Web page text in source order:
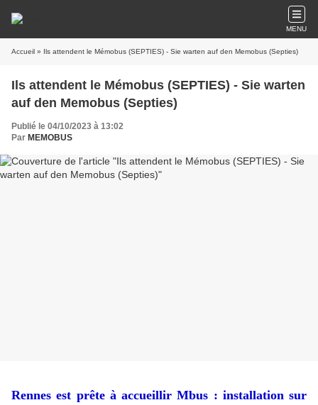
MENU
Accueil » Ils attendent le Mémobus (SEPTIES) - Sie warten auf den Memobus (Septies)
Ils attendent le Mémobus (SEPTIES) - Sie warten
auf den Memobus (Septies)
Publié le 04/10/2023 à 13:02
Par MEMOBUS
Rennes est prête à accueillir Mbus : installation sur